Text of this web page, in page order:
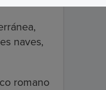
naves,
romano